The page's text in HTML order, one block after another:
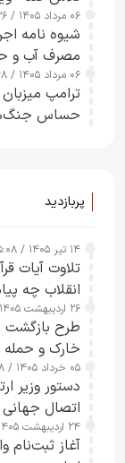
۰۶ مرداد ۱۴۰۵ / ۱۰:۳۶
شیوه نامه
مصرف آب و
۰۶ مرداد ۱۴۰۵ / ۰۹:۴۸
ترامپ
حساس
پربازدید
۱۴ تیر ۱۴۰۵ / ۱۵:۰۸
تلاوت آیات
انقلاب چه
۲۶ اردیبهشت ۱۴۰۵ / ۱۰:۱۵
طرح‌ بازگشت
خارک و
۰۵ خرداد ۱۴۰۵ / ۱۳:۲۸
دستور وزیر
اتصال جهانی
کامل مردم تا ۲۴ ساعت آینده
۲۴ اردیبهشت ۱۴۰۵ / ۰۹:۱۵